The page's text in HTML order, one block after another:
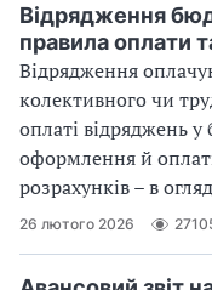
Відрядження
правила оплати
Відрядження
колективного чи
оплаті відряджень
оформлення й
розрахунків – в
26 лютого 2026